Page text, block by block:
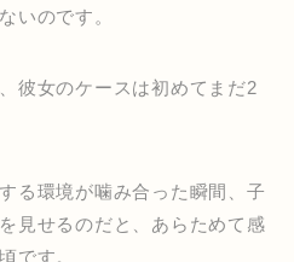
いのです。
彼女のケースは初めてまだ2
る環境が噛み合った瞬間、子
見せるのだと、あらためて感
です。